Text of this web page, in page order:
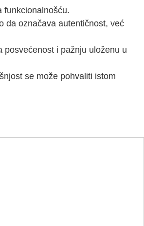
funkcionalnošću.
da označava autentičnost, već
posvećenost i pažnju uloženu u
se može pohvaliti istom